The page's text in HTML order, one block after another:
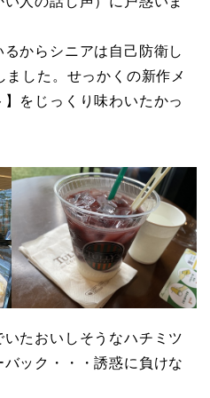
からシニアは自己防衛し
した。せっかくの新作メ
をじっくり味わいたかっ
たおいしそうなハチミツ
バック・・・誘惑に負けな